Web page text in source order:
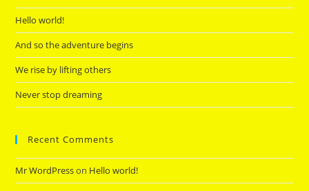
Hello world!
And so the adventure begins
We rise by lifting others
Never stop dreaming
Recent Comments
Mr WordPresson Hello world!